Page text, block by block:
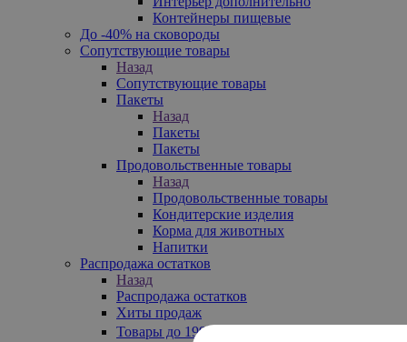
Контейнеры пищевые
До -40% на сковороды
Сопутствующие товары
Назад
Сопутствующие товары
Пакеты
Назад
Пакеты
Пакеты
Продовольственные товары
Назад
Продовольственные товары
Кондитерские изделия
Корма для животных
Напитки
Распродажа остатков
Назад
Распродажа остатков
Хиты продаж
Товары до 199₽